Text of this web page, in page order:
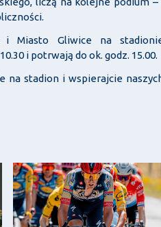
i Miasto Gliwice na
i potrwają do ok. godz. 15.00.
na stadion i wspierajcie